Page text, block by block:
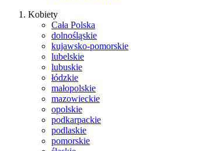
Kobiety
Cała Polska
dolnośląskie
kujawsko-pomorskie
lubelskie
lubuskie
łódzkie
małopolskie
mazowieckie
opolskie
podkarpackie
podlaskie
pomorskie